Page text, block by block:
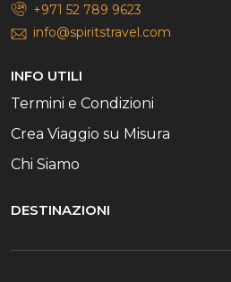
+971 52 789 9623
info@spiritstravel.com
INFO UTILI
Termini e Condizioni
Crea Viaggio su Misura
Chi Siamo
DESTINAZIONI